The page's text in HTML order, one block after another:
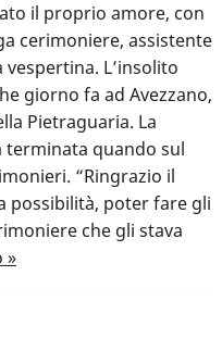
il proprio amore, con
cerimoniere, assistente
L’insolito
giorno fa ad Avezzano,
Pietraguaria. La
terminata quando sul
“Ringrazio il
possibilità, poter fare gli
che gli stava
»